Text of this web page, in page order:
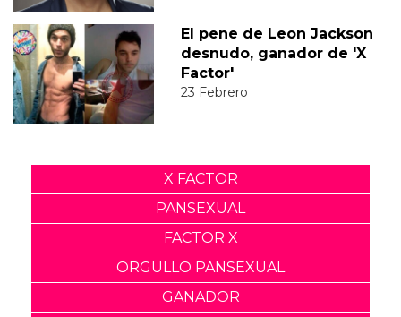
El pene de Leon Jackson
desnudo, ganador de 'X
Factor'
23 Febrero
X FACTOR
PANSEXUAL
FACTOR X
ORGULLO PANSEXUAL
GANADOR